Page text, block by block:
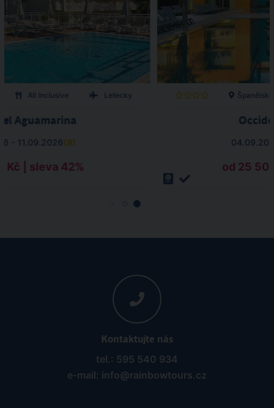
All Inclusive Letecky
Aguamarina
- 11.09.2026(8)
Kč | sleva 42%
Španělsko
od 25
Kontaktujte nás
tel.: 595 540 934
e-mail: info@rainbowtours.cz